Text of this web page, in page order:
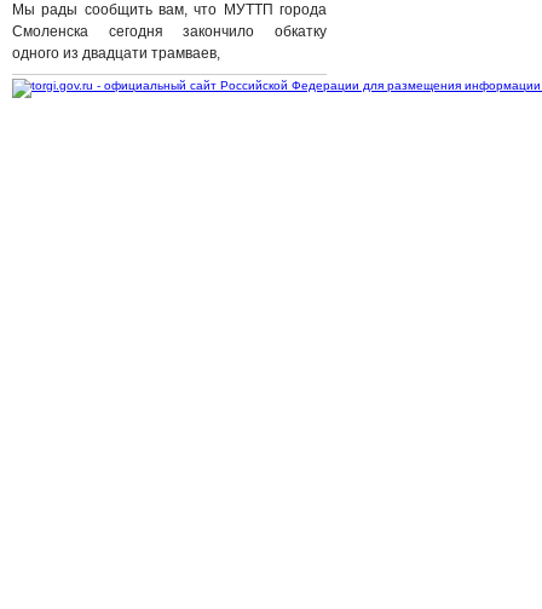
Мы рады сообщить вам, что МУТТП города
Смоленска сегодня закончило обкатку
одного из двадцати трамваев,